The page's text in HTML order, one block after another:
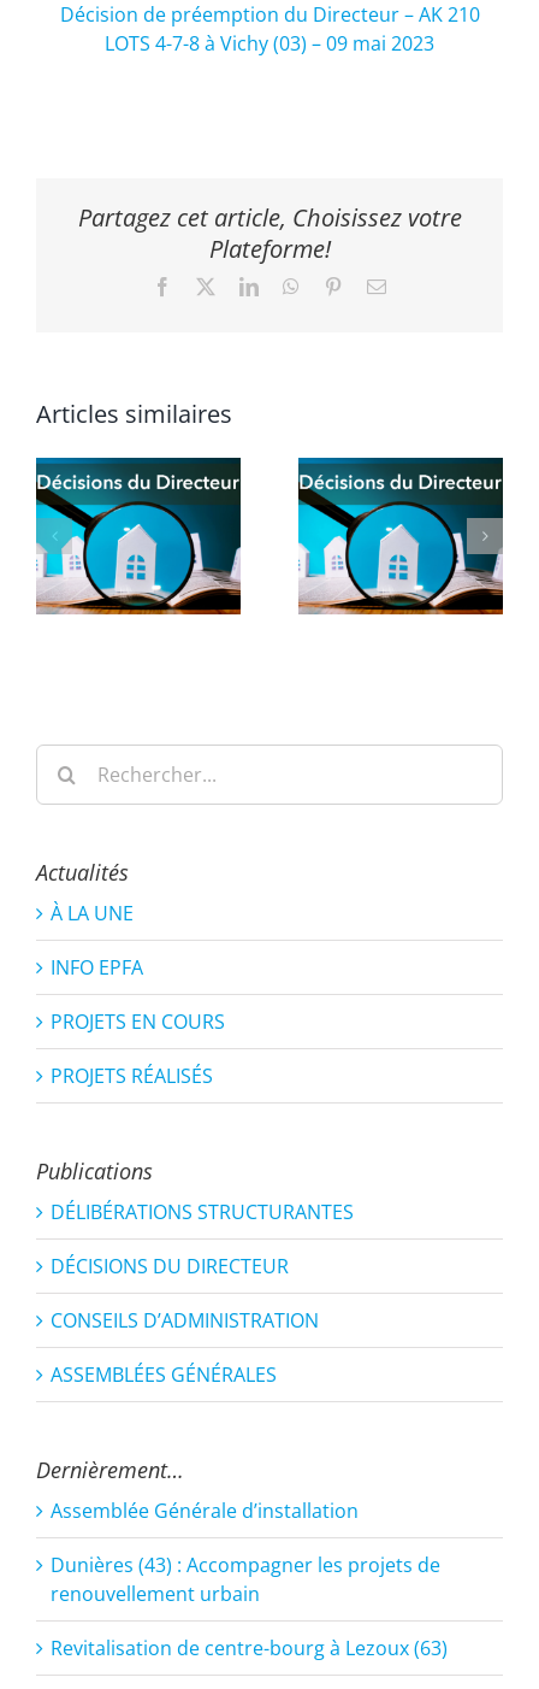
Décision de préemption du Directeur – AK 210
LOTS 4-7-8 à Vichy (03) – 09 mai 2023
Partagez cet article, Choisissez votre
Plateforme!
Facebook LinkedInWhatsApp
PinterestEmail
Articles similaires
Rechercher:
Actualités
À LA UNE
INFO EPFA
PROJETS EN COURS
PROJETS RÉALISÉS
Publications
DÉLIBÉRATIONS STRUCTURANTES
DÉCISIONS DU DIRECTEUR
CONSEILS D’ADMINISTRATION
ASSEMBLÉES GÉNÉRALES
Dernièrement…
Assemblée Générale d’installation
Dunières (43) : Accompagner les projets de
renouvellement urbain
Revitalisation de centre-bourg à Lezoux (63)